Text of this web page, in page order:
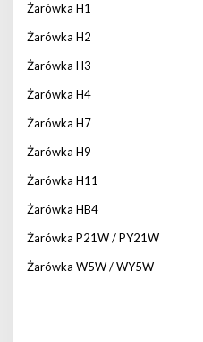
Żarówka H1
Żarówka H2
Żarówka H3
Żarówka H4
Żarówka H7
Żarówka H9
Żarówka H11
Żarówka HB4
Żarówka P21W / PY21W
Żarówka W5W / WY5W